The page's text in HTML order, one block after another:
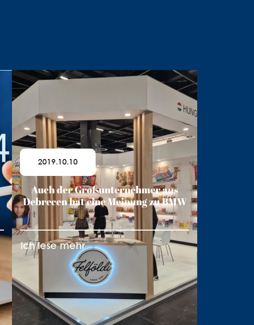
2019.10.10
Auch der Großunternehmer aus
Debrecen hat eine Meinung zu BMW
Ich lese mehr